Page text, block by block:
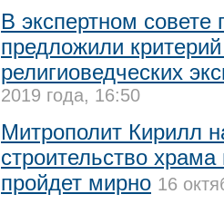
В экспертном
предложили
религиоведческих
2019 года, 16:50
Митрополит Кирилл
строительство храма
пройдет мирно 16